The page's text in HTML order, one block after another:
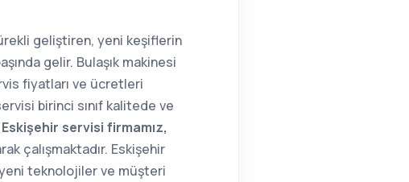
geliştiren, yeni keşiflerin
gelir. Bulaşık makinesi
fiyatları ve ücretleri
birinci sınıf kalitede ve
Eskişehir servisi firmamız,
çalışmaktadır. Eskişehir
teknolojiler ve müşteri